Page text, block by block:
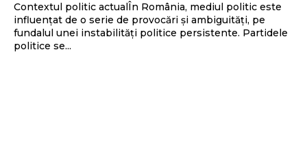
Contextul politic actualÎn România, mediul politic este
influențat de o serie de provocări și ambiguități, pe
fundalul unei instabilități politice persistente. Partidele
politice se...